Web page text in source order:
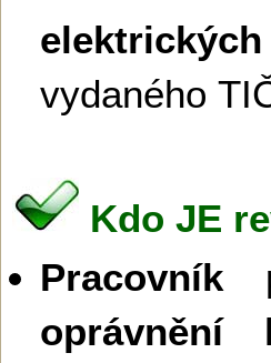
vydaného
Kdo JE
Pracovník
oprávnění